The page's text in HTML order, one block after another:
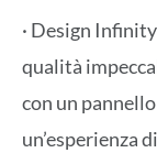
· Design
qualità
con un
un’esperienza